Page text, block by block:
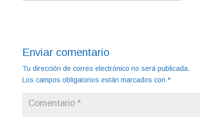
Enviar comentario
Tu dirección de correo electrónico no será publicada.
Los campos obligatorios están marcados con *